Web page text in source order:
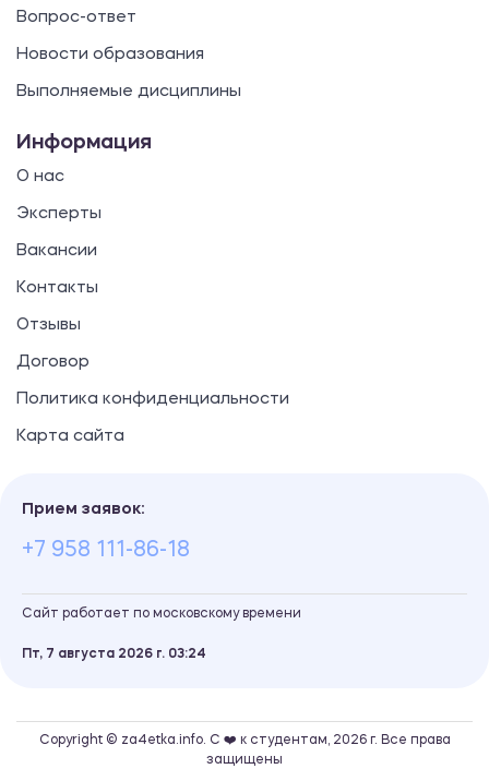
Вопрос-ответ
Новости образования
Выполняемые дисциплины
Информация
О нас
Эксперты
Вакансии
Контакты
Отзывы
Договор
Политика конфиденциальности
Карта сайта
Прием заявок:
+7 958 111-86-18
Сайт работает по московскому времени
Пт, 7 августа 2026 г. 03 24
Copyright © za4etka.info. С ❤️ к студентам, 2026 г. Все права
защищены